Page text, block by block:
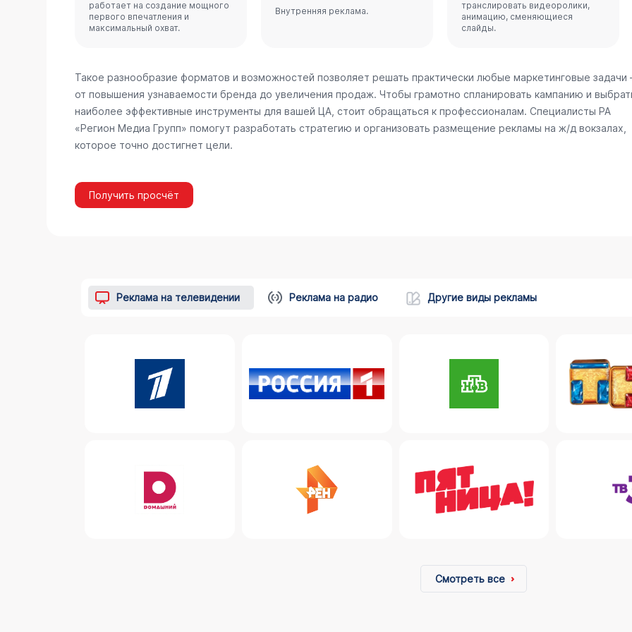
работает на создание мощного
первого впечатления и
максимальный охват.
Внутренняя реклама.
транслировать видеоролики,
анимацию, сменяющиеся
слайды.
Такое разнообразие форматов и возможностей позволяет решать практически любые маркетинговые
от повышения узнаваемости бренда до увеличения продаж. Чтобы грамотно спланировать кампанию и
наиболее эффективные инструменты для вашей ЦА, стоит обращаться к профессионалам. Специалисты РА
«Регион Медиа Групп» помогут разработать стратегию и организовать размещение рекламы на ж/д вокзалах,
которое точно достигнет цели.
Получить просчёт
Реклама на телевидении Реклама на радио Другие виды рекламы
Смотреть все